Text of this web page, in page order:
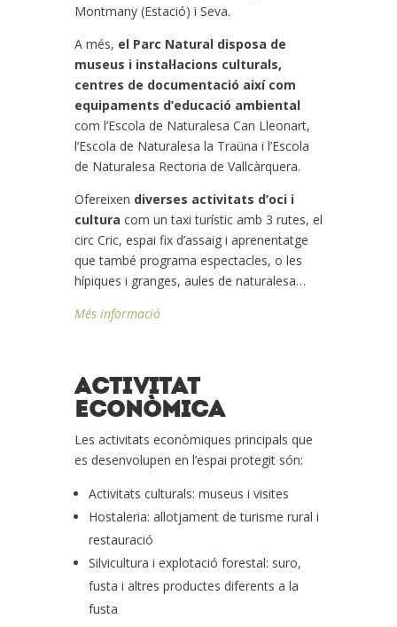
Montmany (Estació) i Seva.
A més, el Parc Natural disposa de
museus i instal·lacions culturals,
centres de documentació així com
equipaments d’educació ambiental
com l’Escola de Naturalesa Can Lleonart,
l’Escola de Naturalesa la Traüna i l’Escola
de Naturalesa Rectoria de Vallcàrquera.
Ofereixen diverses activitats d’oci i
cultura com un taxi turístic amb 3 rutes, el
circ Cric, espai fix d’assaig i aprenentatge
que també programa espectacles, o les
hípiques i granges, aules de naturalesa…
Més informació
ACTIVITAT
ECONÒMICA
Les activitats econòmiques principals que
es desenvolupen en l’espai protegit són:
Activitats culturals: museus i visites
Hostaleria: allotjament de turisme rural i
restauració
Silvicultura i explotació forestal: suro,
fusta i altres productes diferents a la
fusta